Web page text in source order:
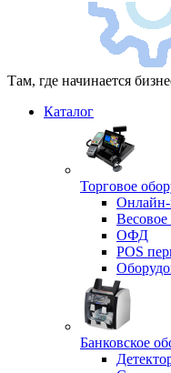
Там, где начинается
Каталог
Торговое
Онлайн-
Весовое
ОФД
POS
Банковское